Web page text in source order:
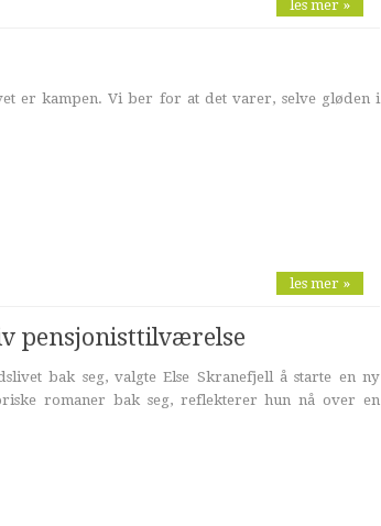
les mer »
er kampen. Vi ber for at det varer, selve gløden i
les mer »
pensjonisttilværelse
bak seg, valgte Else Skranefjell å starte en ny
romaner bak seg, reflekterer hun nå over en